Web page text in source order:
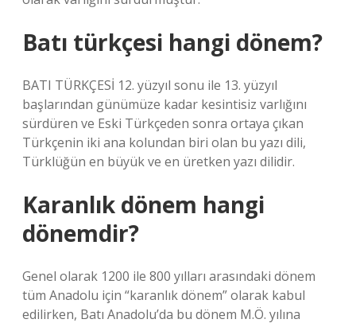
Batı türkçesi hangi dönem?
BATI TÜRKÇESİ 12. yüzyıl sonu ile 13. yüzyıl
başlarından günümüze kadar kesintisiz varlığını
sürdüren ve Eski Türkçeden sonra ortaya çıkan
Türkçenin iki ana kolundan biri olan bu yazı dili,
Türklüğün en büyük ve en üretken yazı dilidir.
Karanlık dönem hangi
dönemdir?
Genel olarak 1200 ile 800 yılları arasındaki dönem
tüm Anadolu için “karanlık dönem” olarak kabul
edilirken, Batı Anadolu’da bu dönem M.Ö. yılına